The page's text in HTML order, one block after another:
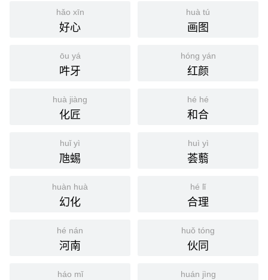
hǎo xīn
好心
huà tú
画图
ōu yá
吽牙
hóng yán
红颜
huà jiàng
化匠
hé hé
和合
huǐ yì
虺蜴
huì yì
荟蘙
huàn huà
幻化
hé lǐ
合理
hé nán
河南
huǒ tóng
伙同
háo mǐ huán jìng